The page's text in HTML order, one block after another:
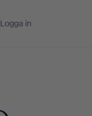
Logga in